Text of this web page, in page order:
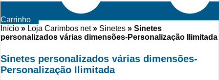
Carrinho
Início » Loja Carimbos net» Sinetes » Sinetes
personalizados várias dimensões-Personalização Ilimitada
Sinetes personalizados várias dimensões-
Personalização Ilimitada